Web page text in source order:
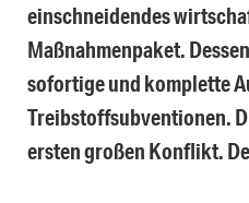
einschneidendes
Maßnahmenpaket.
sofortige und komplette
Treibstoffsubventionen.
ersten großen Konflikt.